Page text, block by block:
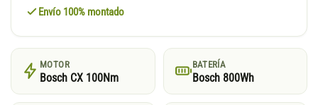
Envío 100% montado
MOTOR
Bosch CX 100Nm
BATERÍA
Bosch 800Wh